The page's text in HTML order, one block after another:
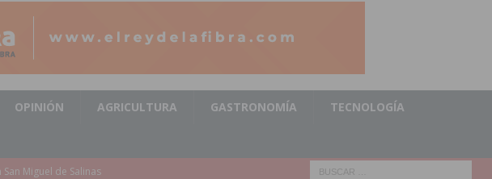
OPINIÓN AGRICULTURA GASTRONOMÍA TECNOLOGÍA
DE LA HORADADA